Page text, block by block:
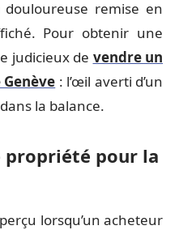
douloureuse remise en
Pour obtenir une
judicieux de vendre un
: l’œil averti d’un
la balance.
propriété pour la
lorsqu’un acheteur